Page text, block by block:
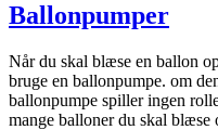
Ballonpumper
Når du skal blæse en ballon
bruge en ballonpumpe. om
ballonpumpe spiller ingen
mange balloner du skal blæse